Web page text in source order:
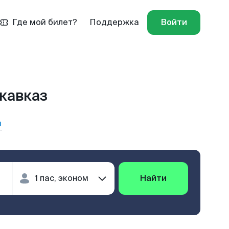
Где мой билет? Поддержка Войти
Найти